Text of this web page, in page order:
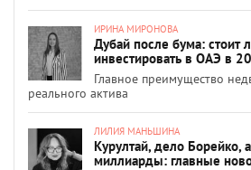
ИРИНА МИРОНОВА
Дубай после бума: стоит
инвестировать в ОАЭ в
Главное преимущество
реального актива
ЛИЛИЯ МАНЬШИНА
Курултай, дело Борейко,
миллиарды: главные